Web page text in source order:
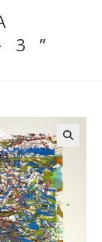
3 ”
🔍